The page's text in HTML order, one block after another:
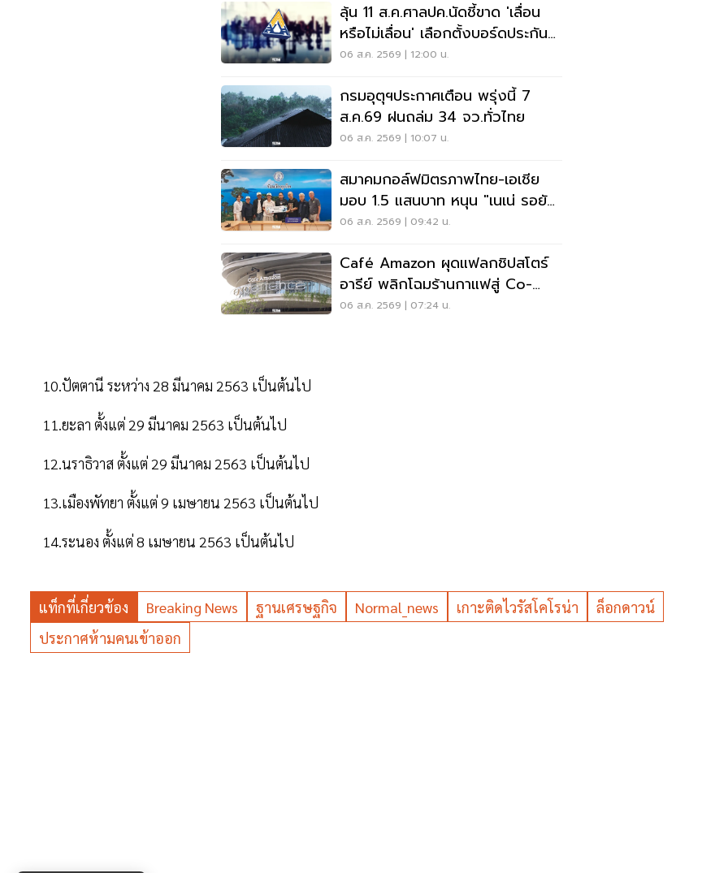
ลุ้น 11 ส.ค.ศาลปค.นัดชี้ขาด 'เลื่อน
หรือไม่เลื่อน' เลือกตั้งบอร์ดประกัน
สังคม
06 ส.ค. 2569 | 12:00 น.
กรมอุตุฯประกาศเตือน พรุ่งนี้ 7
ส.ค.69 ฝนถล่ม 34 จว.ทั่วไทย
06 ส.ค. 2569 | 10:07 น.
สมาคมกอล์ฟมิตรภาพไทย-เอเชีย
มอบ 1.5 แสนบาท หนุน "เนเน่ รอยัล"
ลุยเวทีที่สหรัฐ
06 ส.ค. 2569 | 09:42 น.
Café Amazon ผุดแฟลกชิปสโตร์
อารีย์ พลิกโฉมร้านกาแฟสู่ Co-
Working Space ครบวงจร
06 ส.ค. 2569 | 07:24 น.
10.ปัตตานี ระหว่าง 28 มีนาคม 2563 เป็นต้นไป
11.ยะลา ตั้งแต่ 29 มีนาคม 2563 เป็นต้นไป
12.นราธิวาส ตั้งแต่ 29 มีนาคม 2563 เป็นต้นไป
13.เมืองพัทยา ตั้งแต่ 9 เมษายน 2563 เป็นต้นไป
14.ระนอง ตั้งแต่ 8 เมษายน 2563 เป็นต้นไป
แท็กที่เกี่ยวข้อง Breaking News ฐานเศรษฐกิจ Normal_news เกาะติดไวรัสโคโรน่า
ล็อกดาวน์
ประกาศห้ามคนเข้าออก